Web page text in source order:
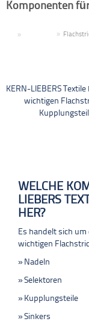
Komponenten
KERN-LIEBERS
wichtigen
WELCHE
LIEBERS
HER?
Es handelt sich
wichtigen
Nadeln
Selektoren
Kupplungsteile
Sinkers